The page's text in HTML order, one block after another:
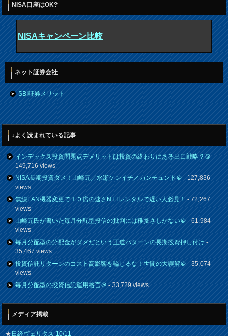
NISA口座はOK?
NISAキャンペーン比較
ネット証券会社
SBI証券メリット
↓よく読まれている記事
インデックス投資問題点デメリットは投資の終わりにある出口戦略？＠-
149,716 views
NISA長期投資ダメ！山崎元／水瀬ケンイチ／カンチュンド＠- 127,836
views
無線LAN機器変更で１０倍の速さNTTレンタルで遅い人必見！- 72,267
views
山崎元氏が書いた毎月分配型投信の批判には稚拙さしかない＠- 61,984
views
毎月分配型の分配金がダメだという王道パターンの長期投資押し付け-
35,467 views
投資信託リターンのコスト高影響を論じるな！世間の大誤解＠- 35,074
views
毎月分配型の投資信託運用格言＠- 33,729 views
メディア掲載
★日経ヴェリタス 10/11